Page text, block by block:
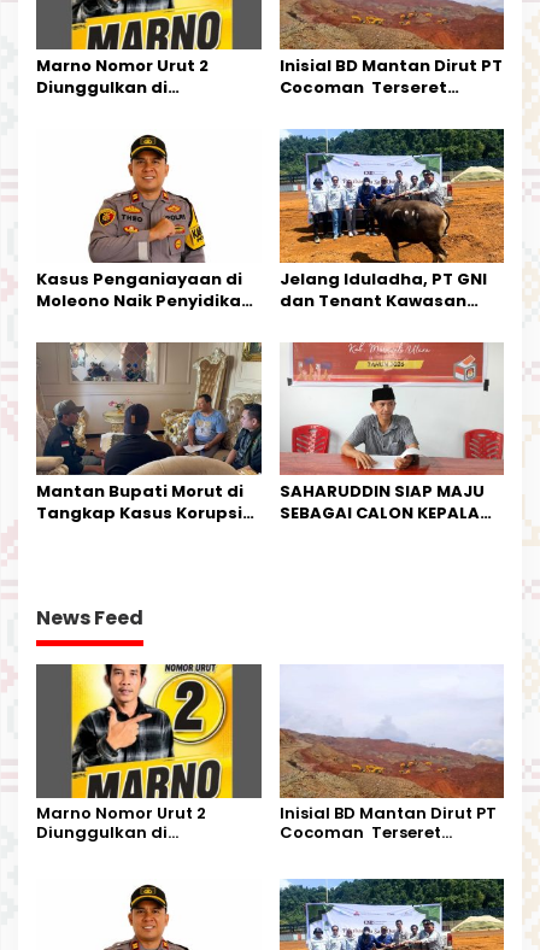
s
Marno Nomor Urut 2
Diunggulkan di
Kesederhanaannya Jadi
Harapan Warga
Inisial BD Mantan Dirut PT
Cocoman Terseret
Tata Kelola Tambang
Kalimantan Barat
Kasus Penganiayaan di
Moleono Naik Penyidikan,
Kesempatan Terakhir
Jelang Iduladha, PT GNI
dan Tenant Kawasan
Kurban
Mantan Bupati Morut di
Tangkap Kasus Korupsi
SAHARUDDIN SIAP MAJU
SEBAGAI CALON KEPALA
News Feed
Marno Nomor Urut 2
Diunggulkan di
Harapan Warga
Inisial BD Mantan Dirut PT
Cocoman Terseret
Kalimantan Barat